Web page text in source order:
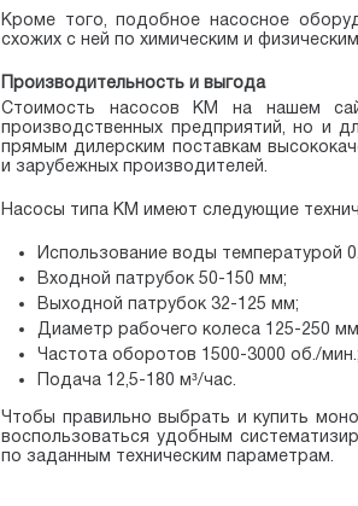
Кроме того, подобное насосное
схожих с ней по химическим и
Производительность и выгода
Стоимость насосов КМ на нашем
производственных предприятий, но и
прямым дилерским поставкам
и зарубежных производителей.
Насосы типа КМ имеют следующие
Использование воды температурой
Входной патрубок 50-150 мм;
Выходной патрубок 32-125 мм;
Диаметр рабочего колеса 125-250
Частота оборотов 1500-3000 об./мин.;
Подача 12,5-180 м³/час.
Чтобы правильно выбрать и купить
воспользоваться удобным
по заданным техническим параметрам.